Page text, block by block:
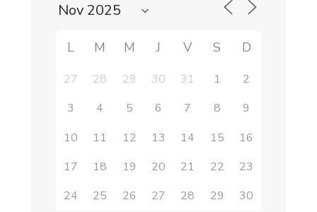
L M M J V S D
27 28 29 30 31 1
2
3
4 5 6 7 8
9
10
11 12 13 14 15
16
17
18 19 20 21 22
23
24
25 26 27 28 29 30